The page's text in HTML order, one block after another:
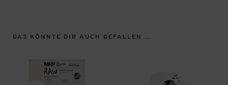
DAS KÖNNTE DIR AUCH GEFALLEN …